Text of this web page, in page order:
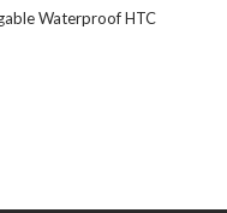
Waterproof HTC